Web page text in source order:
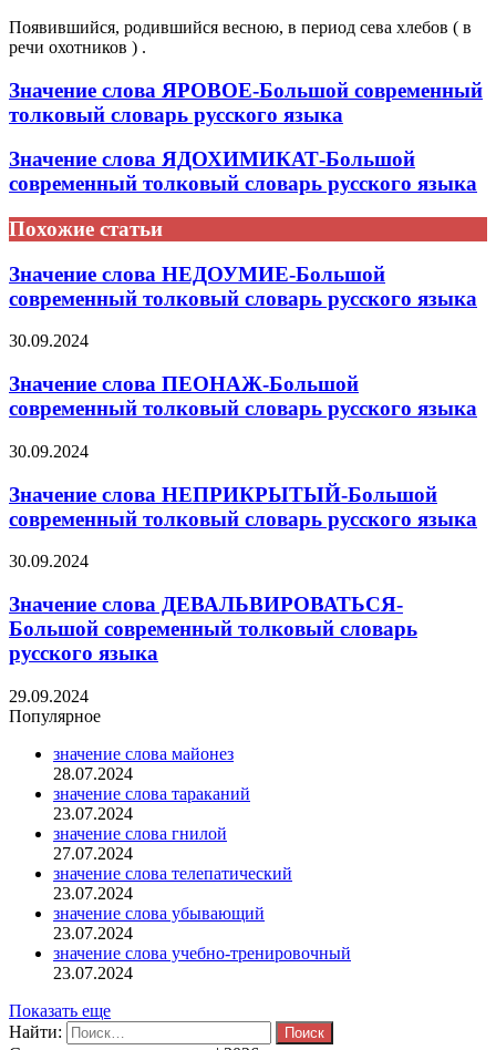
Появившийся, родившийся весною, в период сева хлебов ( в
речи охотников ) .
Значение слова ЯРОВОЕ-Большой современный
толковый словарь русского языка
Значение слова ЯДОХИМИКАТ-Большой
современный толковый словарь русского языка
Похожие статьи
Значение слова НЕДОУМИЕ-Большой
современный толковый словарь русского языка
30.09.2024
Значение слова ПЕОНАЖ-Большой
современный толковый словарь русского языка
30.09.2024
Значение слова НЕПРИКРЫТЫЙ-Большой
современный толковый словарь русского языка
30.09.2024
Значение слова ДЕВАЛЬВИРОВАТЬСЯ-
Большой современный толковый словарь
русского языка
29.09.2024
Популярное
значение слова майонез
28.07.2024
значение слова тараканий
23.07.2024
значение слова гнилой
27.07.2024
значение слова телепатический
23.07.2024
значение слова убывающий
23.07.2024
значение слова учебно-тренировочный
23.07.2024
Показать еще
Найти: